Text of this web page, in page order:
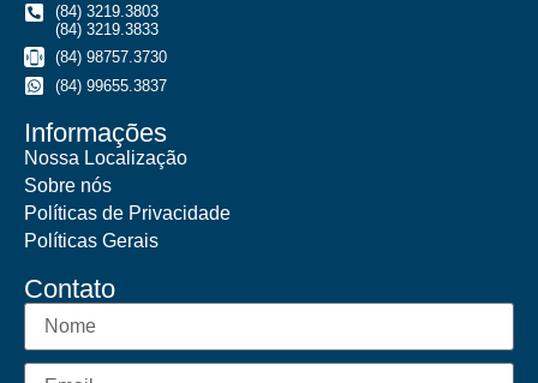
(84) 3219.3803
(84) 3219.3833
(84) 98757.3730
(84) 99655.3837
Informações
Nossa Localização
Sobre nós
Políticas de Privacidade
Políticas Gerais
Contato